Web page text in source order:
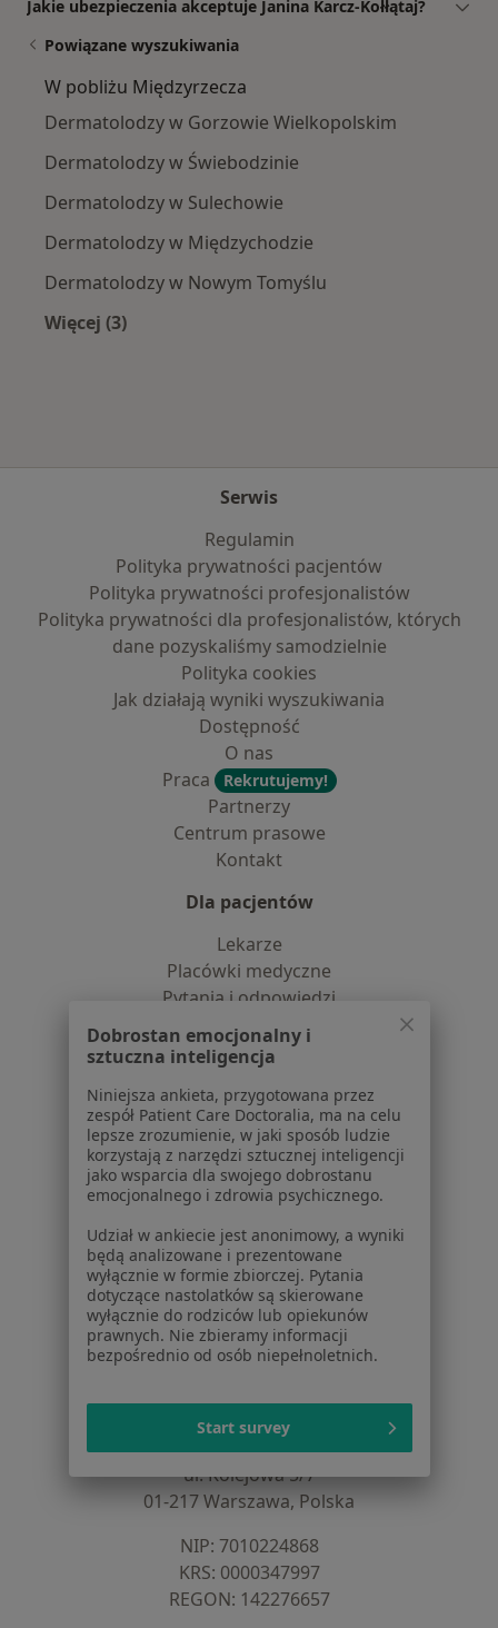
Jakie ubezpieczenia akceptuje Janina Karcz-Kołłątaj?
Powiązane wyszukiwania
W pobliżu Międzyrzecza
Dermatolodzy w Gorzowie Wielkopolskim
Dermatolodzy w Świebodzinie
Dermatolodzy w Sulechowie
Dermatolodzy w Międzychodzie
Dermatolodzy w Nowym Tomyślu
Więcej (3)
Serwis
Regulamin
Polityka prywatności pacjentów
Polityka prywatności profesjonalistów
Polityka prywatności dla profesjonalistów, których
dane pozyskaliśmy samodzielnie
Polityka cookies
Jak działają wyniki wyszukiwania
Dostępność
O nas
Praca
Rekrutujemy!
Partnerzy
Centrum prasowe
Kontakt
Dla pacjentów
Lekarze
Placówki medyczne
Pytania i odpowiedzi
Usługi i zabiegi
Choroby
Aplikacje mobilne
Blog dla pacjentów
Dla profesjonalistów
Dla lekarzy
Dla placówek medycznych
Noa Notes
nowość
Baza wiedzy
Centrum Pomocy dla Specjalisty
Kontakt ZnanyLekarz - Strona główna
ZnanyLekarz Sp. z o.o.
ul. Kolejowa 5/7
01-217 Warszawa, Polska
NIP: ⁠7010224868
KRS: ⁠0000347997
REGON: ⁠142276657
Dobrostan emocjonalny i
sztuczna inteligencja
Niniejsza ankieta, przygotowana przez
zespół Patient Care Doctoralia, ma na celu
lepsze zrozumienie, w jaki sposób ludzie
korzystają z narzędzi sztucznej inteligencji
jako wsparcia dla swojego dobrostanu
emocjonalnego i zdrowia psychicznego.
Udział w ankiecie jest anonimowy, a wyniki
będą analizowane i prezentowane
wyłącznie w formie zbiorczej. Pytania
dotyczące nastolatków są skierowane
wyłącznie do rodziców lub opiekunów
prawnych. Nie zbieramy informacji
bezpośrednio od osób niepełnoletnich.
Start survey